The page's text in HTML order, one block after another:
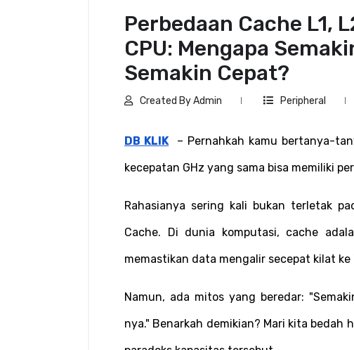
Perbedaan Cache L1,
CPU: Mengapa
Semakin Cepat?
Created By Admin Peripheral
DB KLIK – Pernahkah kamu bertanya-
kecepatan GHz yang sama bisa memiliki
Rahasianya sering kali bukan terletak
Cache. Di dunia komputasi, cache
memastikan data mengalir secepat kilat
Namun, ada mitos yang beredar:
nya." Benarkah demikian? Mari kita bedah